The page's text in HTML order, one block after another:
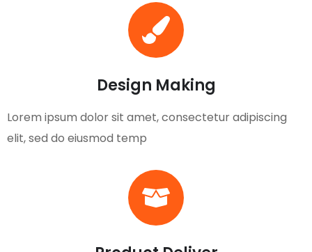
Design Making
Lorem ipsum dolor sit amet, consectetur adipiscing
elit, sed do eiusmod temp